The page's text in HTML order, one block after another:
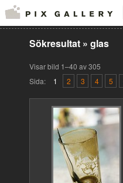
Sökresultat » glas
Visar bild 1–40 av 305
Sida:
1 2 3 4 5